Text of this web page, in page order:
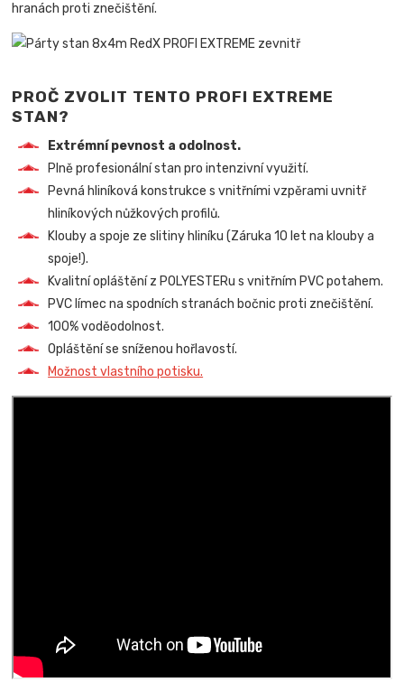
hranách proti znečištění.
PROČ ZVOLIT TENTO PROFI EXTREME
STAN?
Extrémní pevnost a odolnost.
Plně profesionální stan pro intenzivní využití.
Pevná hliníková konstrukce s vnitřními vzpěrami uvnitř
hliníkových nůžkových profilů.
Klouby a spoje ze slitiny hliníku (Záruka 10 let na klouby a
spoje!).
Kvalitní opláštění z POLYESTERu s vnitřním PVC potahem.
PVC límec na spodních stranách bočnic proti znečištění.
100% voděodolnost.
Opláštění se sníženou hořlavostí.
Možnost vlastního potisku.